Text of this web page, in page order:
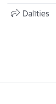
Dalīties